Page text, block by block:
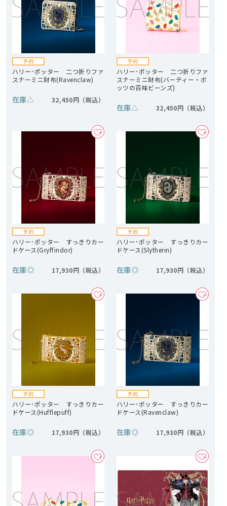
ハリー･ポッター 二つ折りファ
スナーミニ財布(Ravenclaw)
在庫△ 32,450円
ハリー･ポッター 二つ折りファ
スナーミニ財布(バーティー・ボ
ッツの百味ビーンズ)
在庫△ 32,450円
ハリー･ポッター すっきりカー
ドケース(Gryffindor)
在庫◎ 17,930円
ハリー･ポッター すっきりカー
ドケース(Slytherin)
在庫◎ 17,930円
ハリー･ポッター すっきりカー
ドケース(Hufflepuff)
在庫◎ 17,930円
ハリー･ポッター すっきりカー
ドケース(Ravenclaw)
在庫◎ 17,930円